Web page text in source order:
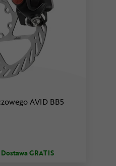
AVID BB5
Dostawa GRATIS